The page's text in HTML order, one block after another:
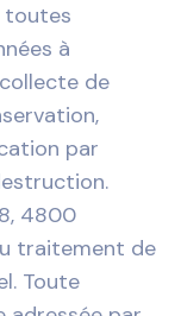
toutes
à
de
par
4800
traitement de
Toute